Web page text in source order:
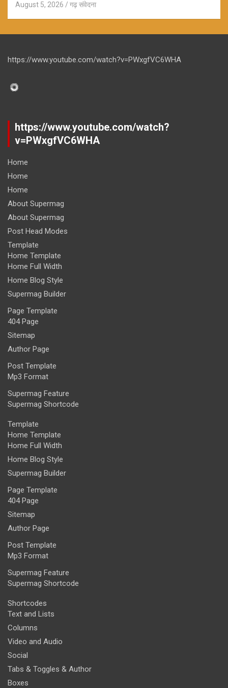
August 5, 2026 गढ़ संवेदना
https://www.youtube.com/watch?v=PWxgfVC6WHA
https://www.youtube.com/watch?
v=PWxgfVC6WHA
Home
Home
Home
About Supermag
About Supermag
Post Head Modes
Template
Home Template
Home Full Width
Home Blog Style
Supermag Builder
Page Template
404 Page
Sitemap
Author Page
Post Template
Mp3 Format
Supermag Feature
Supermag Shortcode
Template
Home Template
Home Full Width
Home Blog Style
Supermag Builder
Page Template
404 Page
Sitemap
Author Page
Post Template
Mp3 Format
Supermag Feature
Supermag Shortcode
Shortcodes
Text and Lists
Columns
Video and Audio
Social
Tabs & Toggles & Author
Boxes